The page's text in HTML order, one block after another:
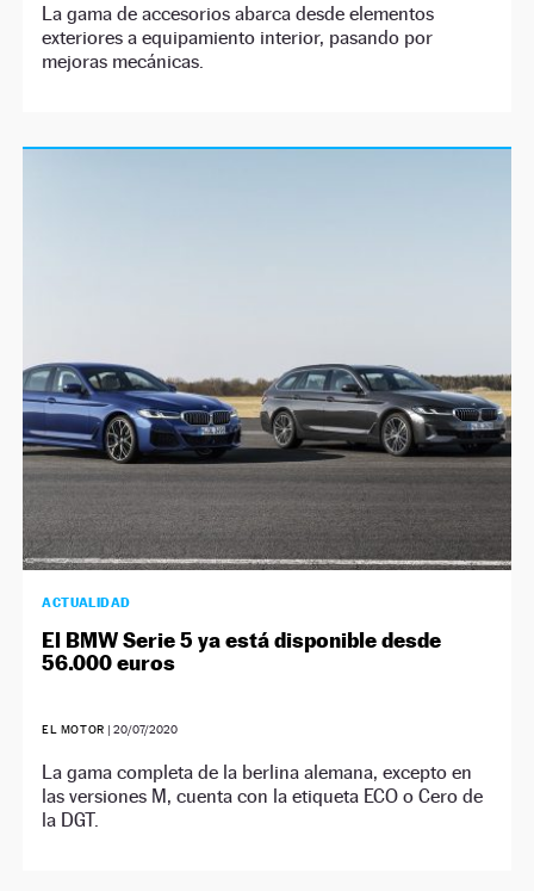
La gama de accesorios abarca desde elementos
exteriores a equipamiento interior, pasando por
mejoras mecánicas.
ACTUALIDAD
El BMW Serie 5 ya está disponible desde
56.000 euros
EL MOTOR | 20/07/2020
La gama completa de la berlina alemana, excepto en
las versiones M, cuenta con la etiqueta ECO o Cero de
la DGT.